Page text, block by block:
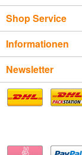
Shop Service
Informationen
Newsletter